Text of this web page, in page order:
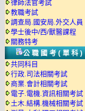
律師法官考試
教職考試
調查局.國安局.外交人員
學士後中/西/獸醫課程
關務特考
公職國考(單科)
共同科目
行政.司法相關考試
商業.會計相關考試
電子.電機.資訊相關考試
土木.結構.機械相關考試